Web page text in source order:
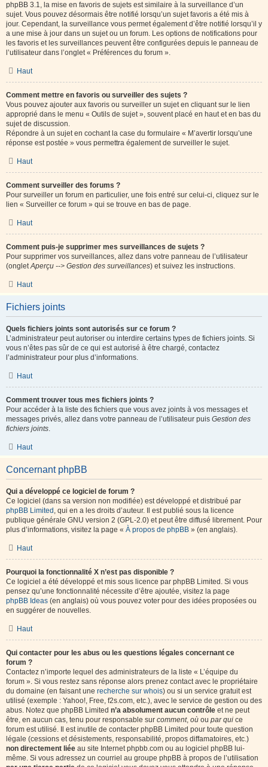
phpBB 3.1, la mise en favoris de sujets est similaire à la surveillance d’un
sujet. Vous pouvez désormais être notifié lorsqu’un sujet favoris a été mis à
jour. Cependant, la surveillance vous permet également d’être notifié lorsqu’il y
a une mise à jour dans un sujet ou un forum. Les options de notifications pour
les favoris et les surveillances peuvent être configurées depuis le panneau de
l’utilisateur dans l’onglet « Préférences du forum ».
Haut
Comment mettre en favoris ou surveiller des sujets ?
Vous pouvez ajouter aux favoris ou surveiller un sujet en cliquant sur le lien
approprié dans le menu « Outils de sujet », souvent placé en haut et en bas du
sujet de discussion.
Répondre à un sujet en cochant la case du formulaire « M’avertir lorsqu’une
réponse est postée » vous permettra également de surveiller le sujet.
Haut
Comment surveiller des forums ?
Pour surveiller un forum en particulier, une fois entré sur celui-ci, cliquez sur le
lien « Surveiller ce forum » qui se trouve en bas de page.
Haut
Comment puis-je supprimer mes surveillances de sujets ?
Pour supprimer vos surveillances, allez dans votre panneau de l’utilisateur
(ongletAperçu --> Gestion des surveillances) et suivez les instructions.
Haut
Fichiers joints
Quels fichiers joints sont autorisés sur ce forum ?
L’administrateur peut autoriser ou interdire certains types de fichiers joints. Si
vous n’êtes pas sûr de ce qui est autorisé à être chargé, contactez
l’administrateur pour plus d’informations.
Haut
Comment trouver tous mes fichiers joints ?
Pour accéder à la liste des fichiers que vous avez joints à vos messages et
messages privés, allez dans votre panneau de l’utilisateur puis Gestion des
fichiers joints.
Haut
Concernant phpBB
Qui a développé ce logiciel de forum ?
Ce logiciel (dans sa version non modifiée) est développé et distribué par
phpBB Limited , qui en a les droits d’auteur. Il est publié sous la licence
publique générale GNU version 2 (GPL-2.0) et peut être diffusé librement. Pour
plus d’informations, visitez la page « À propos de phpBB » (en anglais).
Haut
Pourquoi la fonctionnalité X n’est pas disponible ?
Ce logiciel a été développé et mis sous licence par phpBB Limited. Si vous
pensez qu’une fonctionnalité nécessite d’être ajoutée, visitez la page
phpBB Ideas (en anglais) où vous pouvez voter pour des idées proposées ou
en suggérer de nouvelles.
Haut
Qui contacter pour les abus ou les questions légales concernant ce
forum ?
Contactez n’importe lequel des administrateurs de la liste « L’équipe du
forum ». Si vous restez sans réponse alors prenez contact avec le propriétaire
du domaine (en faisant une recherche sur whois) ou si un service gratuit est
utilisé (exemple : Yahoo!, Free, f2s.com, etc.), avec le service de gestion ou des
abus. Notez que phpBB Limited n’a absolument aucun contrôle et ne peut
être, en aucun cas, tenu pour responsable sur comment, où ou par qui ce
forum est utilisé. Il est inutile de contacter phpBB Limited pour toute question
légale (cessions et désistements, responsabilité, propos diffamatoires, etc.)
non directement liée au site Internet phpbb.com ou au logiciel phpBB lui-
même. Si vous adressez un courriel au groupe phpBB à propos de l’utilisation